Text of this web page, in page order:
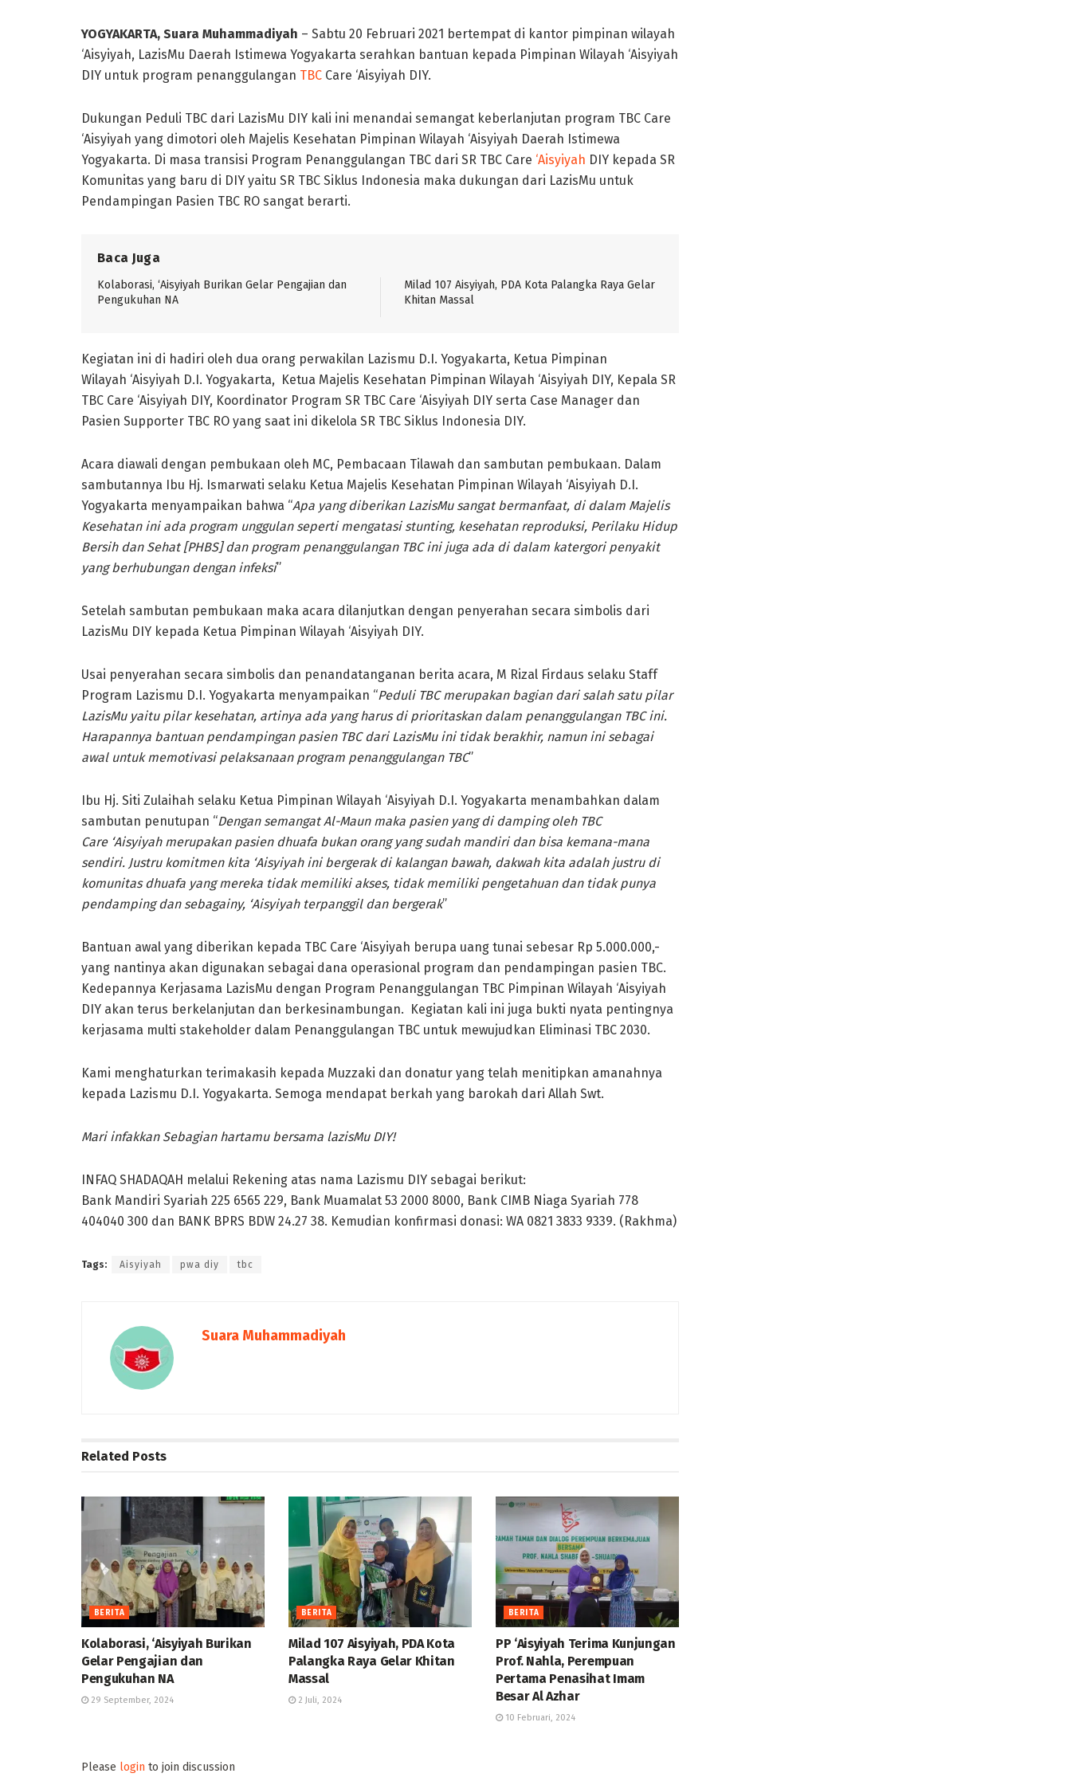
YOGYAKARTA, Suara Muhammadiyah – Sabtu 20 Februari 2021 bertempat di kantor pimpinan wilayah
‘Aisyiyah, LazisMu Daerah Istimewa Yogyakarta serahkan bantuan kepada Pimpinan Wilayah ‘Aisyiyah
DIY untuk program penanggulangan TBC Care ‘Aisyiyah DIY.
Dukungan Peduli TBC dari LazisMu DIY kali ini menandai semangat keberlanjutan program TBC Care
‘Aisyiyah yang dimotori oleh Majelis Kesehatan Pimpinan Wilayah ‘Aisyiyah Daerah Istimewa
Yogyakarta. Di masa transisi Program Penanggulangan TBC dari SR TBC Care ‘Aisyiyah DIY kepada SR
Komunitas yang baru di DIY yaitu SR TBC Siklus Indonesia maka dukungan dari LazisMu untuk
Pendampingan Pasien TBC RO sangat berarti.
Baca Juga
Kolaborasi, ‘Aisyiyah Burikan Gelar Pengajian dan
Pengukuhan NA
Milad 107 Aisyiyah, PDA Kota Palangka Raya Gelar
Khitan Massal
Kegiatan ini di hadiri oleh dua orang perwakilan Lazismu D.I. Yogyakarta, Ketua Pimpinan
Wilayah ‘Aisyiyah D.I. Yogyakarta, Ketua Majelis Kesehatan Pimpinan Wilayah ‘Aisyiyah DIY, Kepala SR
TBC Care ‘Aisyiyah DIY, Koordinator Program SR TBC Care ‘Aisyiyah DIY serta Case Manager dan
Pasien Supporter TBC RO yang saat ini dikelola SR TBC Siklus Indonesia DIY.
Acara diawali dengan pembukaan oleh MC, Pembacaan Tilawah dan sambutan pembukaan. Dalam
sambutannya Ibu Hj. Ismarwati selaku Ketua Majelis Kesehatan Pimpinan Wilayah ‘Aisyiyah D.I.
Yogyakarta menyampaikan bahwa “Apa yang diberikan LazisMu sangat bermanfaat, di dalam Majelis
Kesehatan ini ada program unggulan seperti mengatasi stunting, kesehatan reproduksi, Perilaku Hidup
Bersih dan Sehat [PHBS] dan program penanggulangan TBC ini juga ada di dalam katergori penyakit
yang berhubungan dengan infeksi”
Setelah sambutan pembukaan maka acara dilanjutkan dengan penyerahan secara simbolis dari
LazisMu DIY kepada Ketua Pimpinan Wilayah ‘Aisyiyah DIY.
Usai penyerahan secara simbolis dan penandatanganan berita acara, M Rizal Firdaus selaku Staff
Program Lazismu D.I. Yogyakarta menyampaikan “Peduli TBC merupakan bagian dari salah satu pilar
LazisMu yaitu pilar kesehatan, artinya ada yang harus di prioritaskan dalam penanggulangan TBC ini.
Harapannya bantuan pendampingan pasien TBC dari LazisMu ini tidak berakhir, namun ini sebagai
awal untuk memotivasi pelaksanaan program penanggulangan TBC”
Ibu Hj. Siti Zulaihah selaku Ketua Pimpinan Wilayah ‘Aisyiyah D.I. Yogyakarta menambahkan dalam
sambutan penutupan “Dengan semangat Al-Maun maka pasien yang di damping oleh TBC
Care ‘Aisyiyahmerupakan pasien dhuafa bukan orang yang sudah mandiri dan bisa kemana-mana
sendiri. Justru komitmen kita ‘Aisyiyah ini bergerak di kalangan bawah, dakwah kita adalah justru di
komunitas dhuafa yang mereka tidak memiliki akses, tidak memiliki pengetahuan dan tidak punya
pendamping dan sebagainy, ‘Aisyiyahterpanggil dan bergerak”
Bantuan awal yang diberikan kepada TBC Care ‘Aisyiyah berupa uang tunai sebesar Rp 5.000.000,-
yang nantinya akan digunakan sebagai dana operasional program dan pendampingan pasien TBC.
Kedepannya Kerjasama LazisMu dengan Program Penanggulangan TBC Pimpinan Wilayah ‘Aisyiyah
DIY akan terus berkelanjutan dan berkesinambungan. Kegiatan kali ini juga bukti nyata pentingnya
kerjasama multi stakeholder dalam Penanggulangan TBC untuk mewujudkan Eliminasi TBC 2030.
Kami menghaturkan terimakasih kepada Muzzaki dan donatur yang telah menitipkan amanahnya
kepada Lazismu D.I. Yogyakarta. Semoga mendapat berkah yang barokah dari Allah Swt.
Mari infakkan Sebagian hartamu bersama lazisMu DIY!
INFAQ SHADAQAH melalui Rekening atas nama Lazismu DIY sebagai berikut:
Bank Mandiri Syariah 225 6565 229, Bank Muamalat 53 2000 8000, Bank CIMB Niaga Syariah 778
404040 300 dan BANK BPRS BDW 24.27 38. Kemudian konfirmasi donasi: WA 0821 3833 9339. (Rakhma)
Tags: Aisyiyah pwa diy tbc
Suara Muhammadiyah
Related Posts
BERITA
Kolaborasi, ‘Aisyiyah Burikan
Gelar Pengajian dan
Pengukuhan NA
29 September, 2024
BERITA
Milad 107 Aisyiyah, PDA Kota
Palangka Raya Gelar Khitan
Massal
2 Juli, 2024
BERITA
PP ‘Aisyiyah Terima Kunjungan
Prof. Nahla, Perempuan
Pertama Penasihat Imam
Besar Al Azhar
10 Februari, 2024
Please login to join discussion